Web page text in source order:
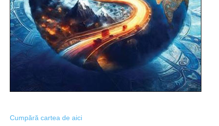
Cumpără cartea de aici